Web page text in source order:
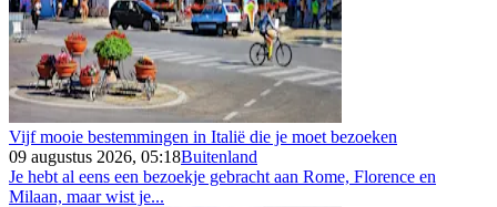
Vijf mooie bestemmingen in Italië die je moet bezoeken
09 augustus 2026, 05:18Buitenland
Je hebt al eens een bezoekje gebracht aan Rome, Florence en
Milaan, maar wist je...